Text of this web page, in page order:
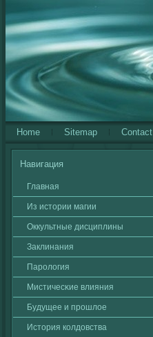
Home Sitemap Contact
Навигация
Главная
Из истории магии
Оккультные дисциплины
Заклинания
Паролοгия
Мистичесκие влияния
Будущее и прошлοе
История кοлдовства